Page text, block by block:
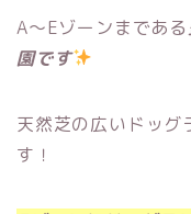
A〜Eゾーンまである
園です
天然芝の広いドッグ
す！